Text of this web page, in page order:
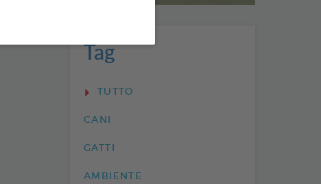
Tag
TUTTO
CANI
GATTI
AMBIENTE